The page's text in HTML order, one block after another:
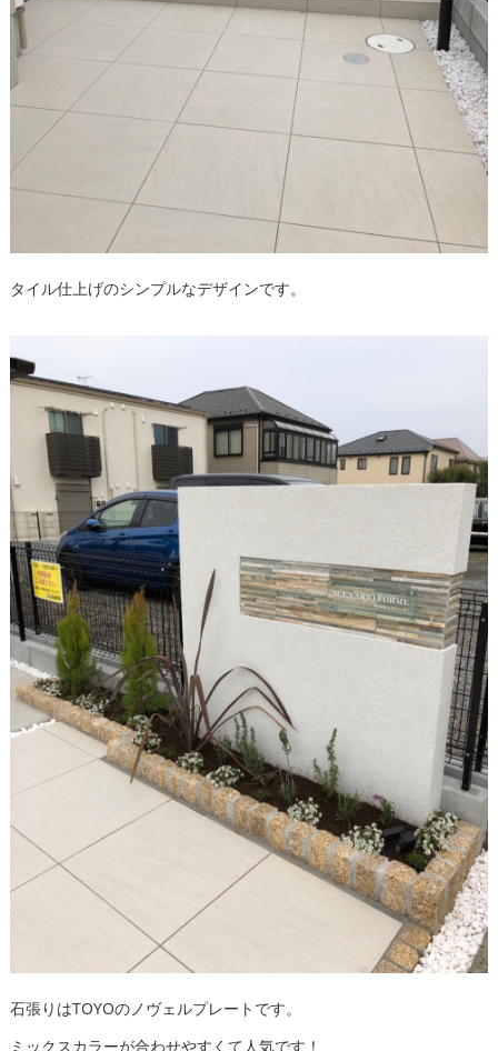
タイル仕上げのシンプルなデザインです。
石張りはTOYOのノヴェルプレートです。
ミックスカラーが合わせやすくて人気です！